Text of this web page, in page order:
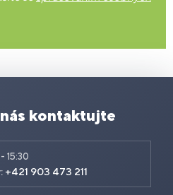
nás kontaktujte
15:30
903 473 211